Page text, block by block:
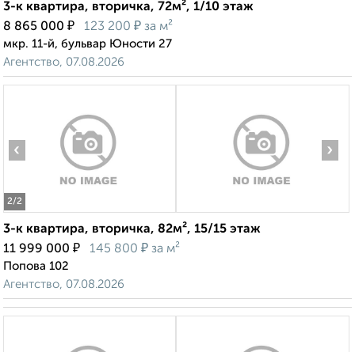
3-к квартира, вторичка, 72м², 1/10 этаж
8 865 000 ₽ 123 200 ₽ за м²
мкр. 11-й, бульвар Юности 27
Агентство, 07.08.2026
2/2
‹ ›
3-к квартира, вторичка, 82м², 15/15 этаж
11 999 000 ₽ 145 800 ₽ за м²
Попова 102
Агентство, 07.08.2026